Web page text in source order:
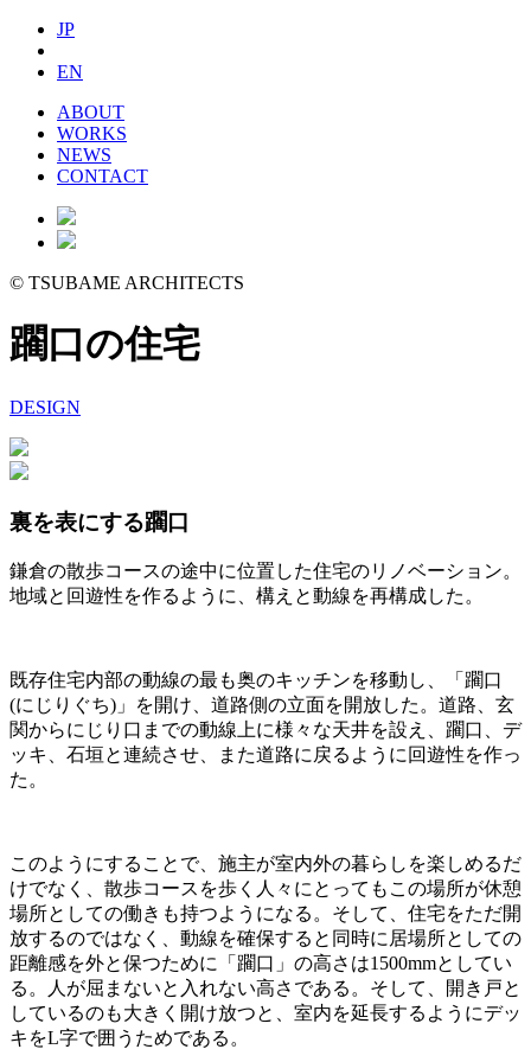
JP
EN
ABOUT
WORKS
NEWS
CONTACT
© TSUBAME ARCHITECTS
躙口の住宅
DESIGN
裏を表にする躙口
鎌倉の散歩コースの途中に位置した住宅のリノベーション。
地域と回遊性を作るように、構えと動線を再構成した。
既存住宅内部の動線の最も奥のキッチンを移動し、「躙口
(にじりぐち)」を開け、道路側の立面を開放した。道路、玄
関からにじり口までの動線上に様々な天井を設え、躙口、デ
ッキ、石垣と連続させ、また道路に戻るように回遊性を作っ
た。
このようにすることで、施主が室内外の暮らしを楽しめるだ
けでなく、散歩コースを歩く人々にとってもこの場所が休憩
場所としての働きも持つようになる。そして、住宅をただ開
放するのではなく、動線を確保すると同時に居場所としての
距離感を外と保つために「躙口」の高さは1500mmとしてい
る。人が屈まないと入れない高さである。そして、開き戸と
しているのも大きく開け放つと、室内を延長するようにデッ
キをL字で囲うためである。